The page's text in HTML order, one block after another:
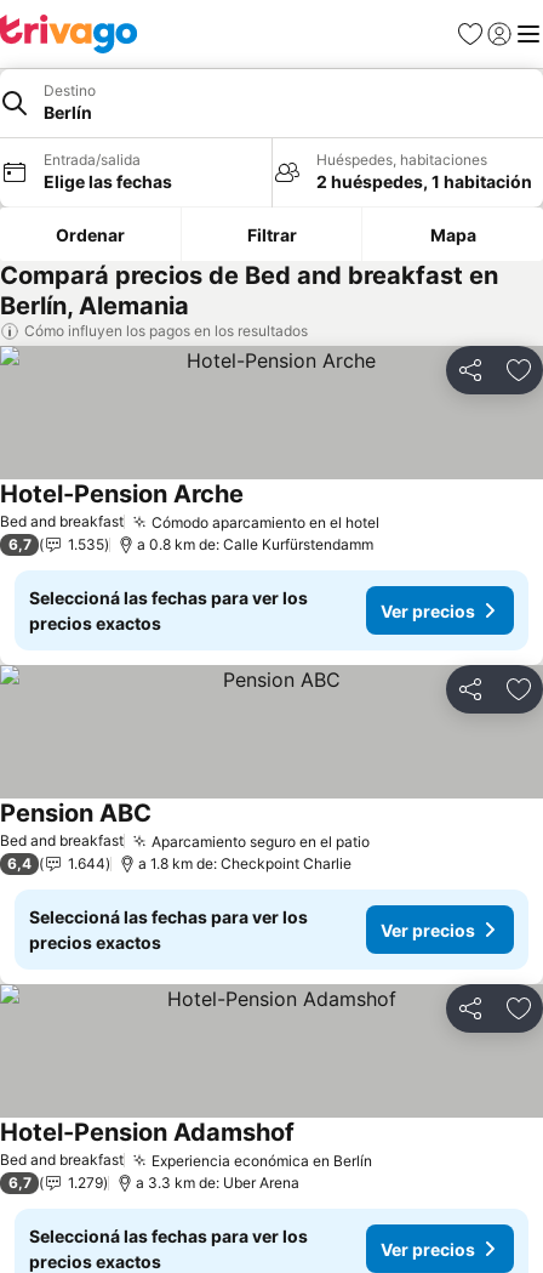
Favoritos
Iniciar
Destino
Berlín
Entrada/salida
Elige las fechas
Huéspedes, habitaciones
2 huéspedes, 1 habitación
Ordenar Filtrar Mapa
Compará precios de Bed and breakfast en
Berlín, Alemania
Cómo influyen los pagos en los resultados
Compartir
Bed and breakfast Cómodo aparcamiento en el hotel
Hotel-Pension Arche
6,7 1.535 a 0.8 km de: Calle Kurfürstendamm
Seleccioná las fechas para ver los
precios exactos
Ver precios
Compartir
Bed and breakfast Aparcamiento seguro en el patioVer precios
Pension ABC
6,4 1.644 a 1.8 km de: Checkpoint Charlie
Seleccioná las fechas para ver los
precios exactos
Ver precios
Compartir
Bed and breakfast Experiencia económica en Berlín
Hotel-Pension Adamshof
6,7 1.279 a 3.3 km de: Uber Arena
Seleccioná las fechas para ver los
precios exactos
Ver precios